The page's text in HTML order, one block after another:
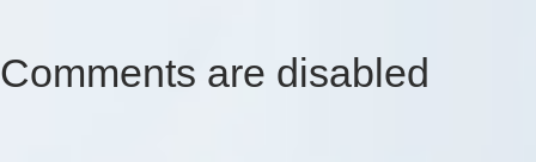
Comments are disabled